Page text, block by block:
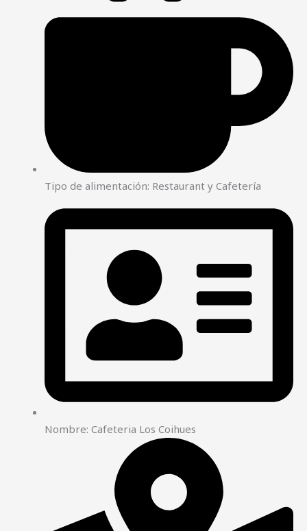
Tipo de alimentación: Restaurant y Cafetería
Nombre: Cafeteria Los Coihues